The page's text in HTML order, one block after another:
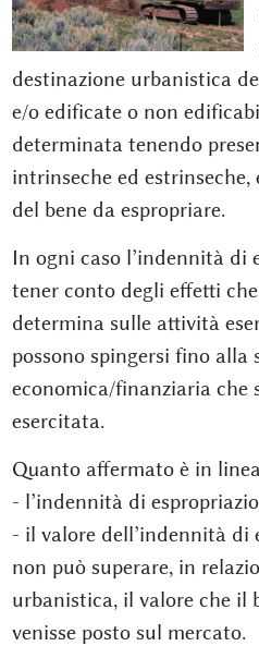
destinazione urbanistica
e/o edificate o non
determinata tenendo
intrinseche ed
del bene da espropriare.
In ogni caso l’indennità di
tener conto degli effetti che
determina sulle attività
possono spingersi fino alla
economica/finanziaria che
esercitata.
Quanto affermato è in
- l’indennità di
- il valore dell’indennità di
non può superare, in
urbanistica, il valore che il
venisse posto sul mercato.